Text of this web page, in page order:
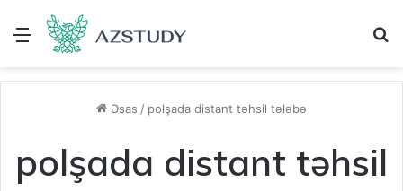
Menu
Əsas / polşada distant təhsil tələbə
polşada distant təhsil